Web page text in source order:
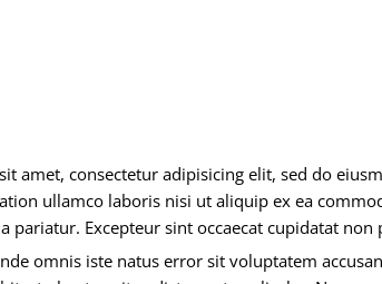
amet, consectetur adipisicing elit, sed do
ullamco laboris nisi ut aliquip ex ea
pariatur. Excepteur sint occaecat cupidatat
omnis iste natus error sit voluptatem